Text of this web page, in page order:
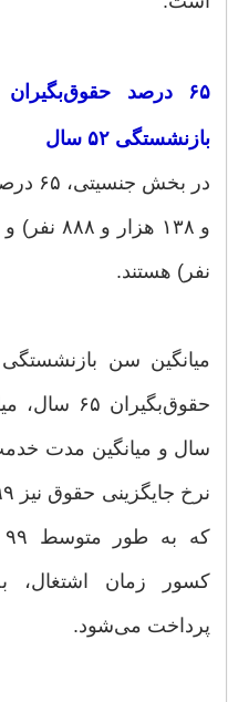
۶۵ درصد
بازنشستگی ۵۲ سال
در
نفر) هستند.
کسور زمان اشتغال،
پرداخت می‌شود.